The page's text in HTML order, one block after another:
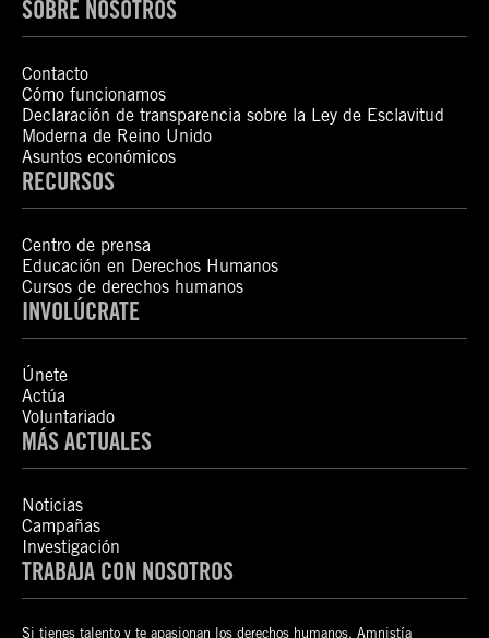
SOBRE NOSOTROS
Contacto
Cómo funcionamos
Declaración de transparencia sobre la Ley de Esclavitud
Moderna de Reino Unido
Asuntos económicos
RECURSOS
Centro de prensa
Educación en Derechos Humanos
Cursos de derechos humanos
INVOLÚCRATE
Únete
Actúa
Voluntariado
MÁS ACTUALES
Noticias
Campañas
Investigación
TRABAJA CON NOSOTROS
Si tienes talento y te apasionan los derechos humanos, Amnistía